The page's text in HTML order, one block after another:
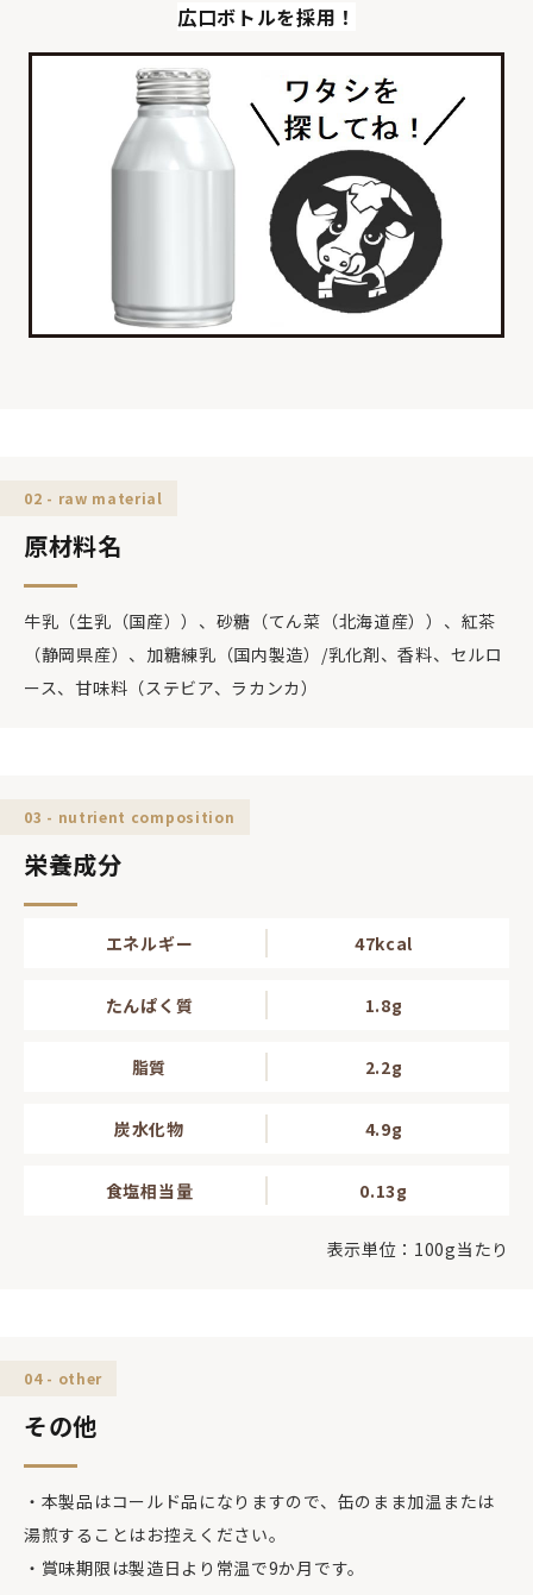
広口ボトルを採用！
02 - raw material
原材料名
牛乳（生乳（国産））、砂糖（てん菜（北海道産））、紅茶
（静岡県産）、加糖練乳（国内製造）/乳化剤、香料、セルロ
ース、甘味料（ステビア、ラカンカ）
03 - nutrient composition
栄養成分
エネルギー 47kcal
たんぱく質 1.8g
脂質 2.2g
炭水化物 4.9g
食塩相当量 0.13g
表示単位：100g当たり
04 - other
その他
・本製品はコールド品になりますので、缶のまま加温または
湯煎することはお控えください。
・賞味期限は製造日より常温で9か月です。